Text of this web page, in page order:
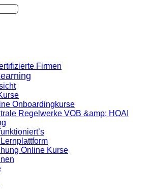
Firmen
Onboardingkurse
Regelwerke VOB &amp; HOAI
Online Kurse